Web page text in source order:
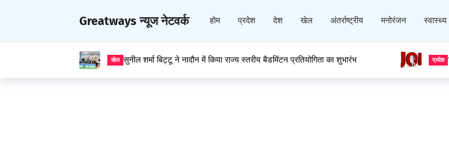
Greatways न्यूज नेटवर्क होम प्रदेश देश खेल अंतर्राष्ट्रीय मनोरंजन स्वास्थ्य
खेल सुनील शर्मा बिट्टू ने नादौन में किया राज्य स्तरीय बैडमिंटन प्रतियोगिता का शुभारंभ प्रदेश